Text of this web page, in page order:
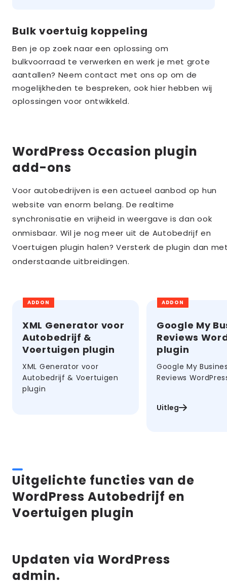
Bulk voertuig koppeling
Ben je op zoek naar een oplossing om
bulkvoorraad te verwerken en werk je met grote
aantallen? Neem contact met ons op om de
mogelijkheden te bespreken, ook hier hebben wij
oplossingen voor ontwikkeld.
WordPress Occasion plugin
add-ons
Voor autobedrijven is een actueel aanbod op hun
website van enorm belang. De realtime
synchronisatie en vrijheid in weergave is dan ook
onmisbaar. Wil je nog meer uit de Autobedrijf en
Voertuigen plugin halen? Versterk de plugin dan
onderstaande uitbreidingen.
ADDON
XML Generator voor
Autobedrijf &
Voertuigen plugin
XML Generator voor
Autobedrijf & Voertuigen
plugin
ADDON
Google My
Reviews
plugin
Google My
Reviews
Uitleg
Uitgelichte functies van de
WordPress Autobedrijf en
Voertuigen plugin
Updaten via WordPress
admin.